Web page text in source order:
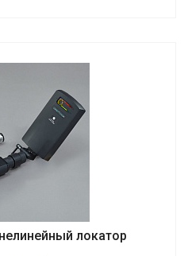
локатор